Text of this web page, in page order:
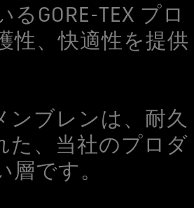
GORE-TEX プロ
性、快適性を提供
ンブレンは、耐久
た、当社のプロダ
です。